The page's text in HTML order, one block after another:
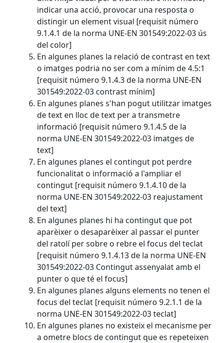
indicar una acció, provocar una resposta o
distingir un element visual [requisit número
9.1.4.1 de la norma UNE-EN 301549:2022-03 ús
del color]
En algunes planes la relació de contrast en text
o imatges podria no ser com a mínim de 4.5:1
[requisit número 9.1.4.3 de la norma UNE-EN
301549:2022-03 contrast mínim]
En algunes planes s'han pogut utilitzar imatges
de text en lloc de text per a transmetre
informació [requisit número 9.1.4.5 de la
norma UNE-EN 301549:2022-03 imatges de
text]
En algunes planes el contingut pot perdre
funcionalitat o informació a l'ampliar el
contingut [requisit número 9.1.4.10 de la
norma UNE-EN 301549:2022-03 reajustament
del text]
En algunes planes hi ha contingut que pot
aparèixer o desaparèixer al passar el punter
del ratolí per sobre o rebre el focus del teclat
[requisit número 9.1.4.13 de la norma UNE-EN
301549:2022-03 Contingut assenyalat amb el
punter o que té el focus]
En algunes planes alguns elements no tenen el
focus del teclat [requisit número 9.2.1.1 de la
norma UNE-EN 301549:2022-03 teclat]
En algunes planes no existeix el mecanisme per
a ometre blocs de contingut que es repeteixen